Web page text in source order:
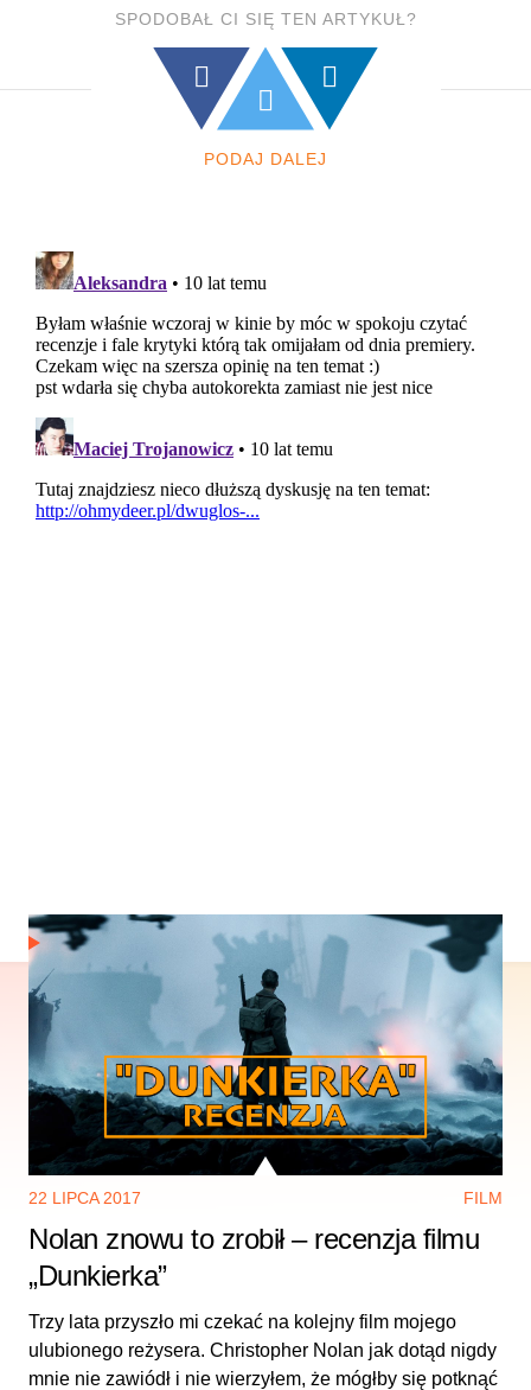
SPODOBAŁ CI SIĘ TEN ARTYKUŁ?
PODAJ DALEJ
22 LIPCA 2017 FILM
Nolan znowu to zrobił – recenzja filmu
„Dunkierka”
Trzy lata przyszło mi czekać na kolejny film mojego
ulubionego reżysera. Christopher Nolan jak dotąd nigdy
mnie nie zawiódł i nie wierzyłem, że mógłby się potknąć